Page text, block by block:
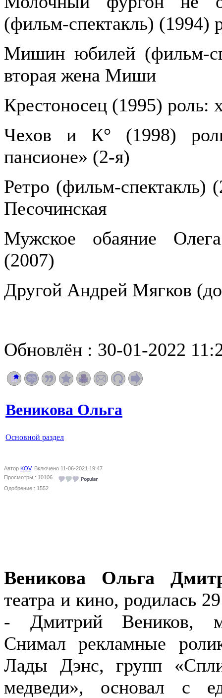
(фильм-спектакль) (1994)
Мишин юбилей (фильм-
вторая жена Миши
Крестоносец (1995) роль:
Чехов и К° (1998)
пансионе» (2-я)
Ретро (фильм-спектакль)
Песочинская
Мужское обаяние
(2007)
Другой Андрей Мягков
Обновлён : 30-01-2022
Веникова Ольга
Основной раздел
Автор KOV, Включено 11-06-2021 19:47
Просмотры : 10106
Одобрение : 1552
Веникова Ольга
театра и кино, родилась
- Дмитрий Веников,
Снимал рекламные
Лады Дэнс, групп
медведи», основал с